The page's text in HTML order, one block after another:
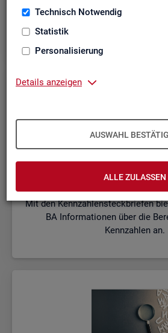
Technisch Notwendig
Statistik
Personalisierung
Details anzeigen
AUSWAHL
ALLE ZULASSEN
Die Kurzinformationen geben einen
über die Fachstatistiken der
Mit den Kennzahlensteckbriefen
BA Informationen über die
Kennzahlen an.